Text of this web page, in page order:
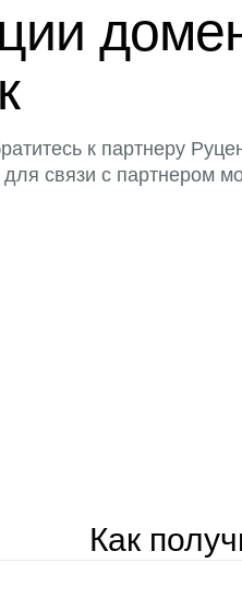
к партнеру
связи с партнером
Как